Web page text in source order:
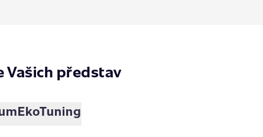
Vašich představ
EkoTuning